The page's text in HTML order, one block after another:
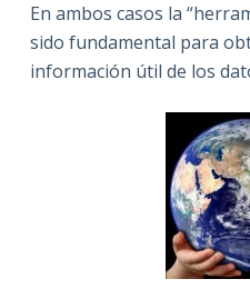
En ambos casos la
sido fundamental para
información útil de los